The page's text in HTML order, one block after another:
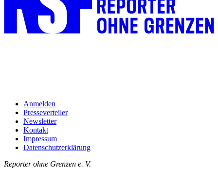
Anmelden
Presseverteiler
Newsletter
Kontakt
Impressum
Datenschutzerklärung
Reporter ohne Grenzen e. V.